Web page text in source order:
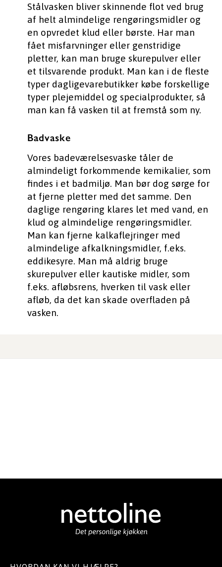
Stålvasken bliver skinnende flot ved brug
af helt almindelige rengøringsmidler og
en opvredet klud eller børste. Har man
fået misfarvninger eller genstridige
pletter, kan man bruge skurepulver eller
et tilsvarende produkt. Man kan i de fleste
typer dagligevarebutikker købe forskellige
typer plejemiddel og specialprodukter, så
man kan få vasken til at fremstå som ny.
Badvaske
Vores badeværelsesvaske tåler de
almindeligt forkommende kemikalier, som
findes i et badmiljø. Man bør dog sørge for
at fjerne pletter med det samme. Den
daglige rengøring klares let med vand, en
klud og almindelige rengøringsmidler.
Man kan fjerne kalkaflejringer med
almindelige afkalkningsmidler, f.eks.
eddikesyre. Man må aldrig bruge
skurepulver eller kautiske midler, som
f.eks. afløbsrens, hverken til vask eller
afløb, da det kan skade overfladen på
vasken.